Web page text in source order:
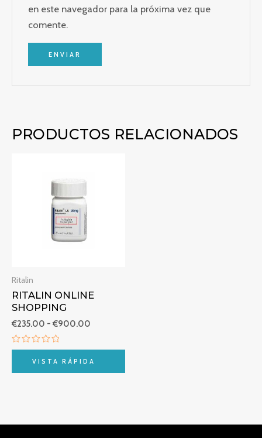
en este navegador para la próxima vez que
comente.
PRODUCTOS RELACIONADOS
Ritalin
RITALIN ONLINE
SHOPPING
€235.00 - €900.00
Valorado
de
VISTA RÁPIDA